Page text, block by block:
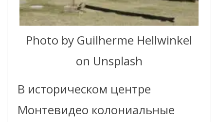
Photo by Guilherme Hellwinkel
on Unsplash
В историческом центре
Монтевидео колониальные